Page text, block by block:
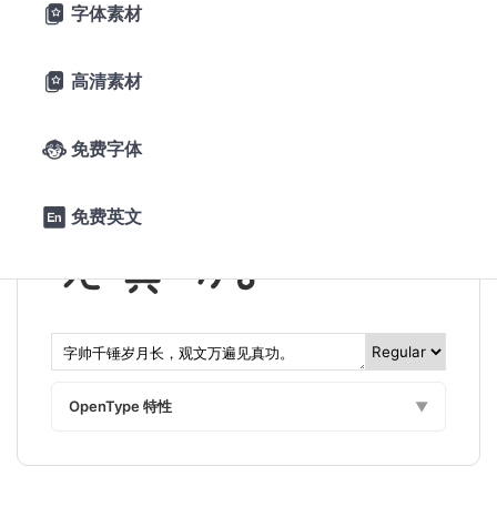
 字体素材
 高清素材
 免费字体
 免费英文
字帅千锤岁月
长，观文万遍
见真功。
OpenType 特性 ▼